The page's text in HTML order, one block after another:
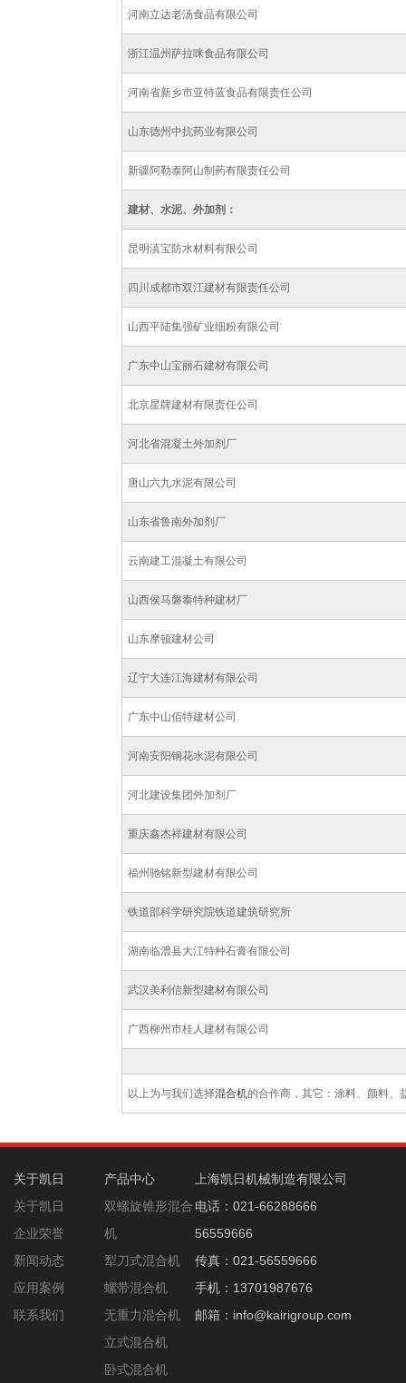
河南立达老汤食品有限公司
浙江温州萨拉咪食品有限公司
河南省新乡市亚特蓝食品有限责任公司
山东德州中抗药业有限公司
新疆阿勒泰阿山制药有限责任公司
建材、水泥、外加剂：
昆明滇宝防水材料有限公司
四川成都市双江建材有限责任公司
山西平陆集强矿业细粉有限公司
广东中山宝丽石建材有限公司
北京星牌建材有限责任公司
河北省混凝土外加剂厂
唐山六九水泥有限公司
山东省鲁南外加剂厂
云南建工混凝土有限公司
山西侯马磐泰特种建材厂
山东摩顿建材公司
辽宁大连江海建材有限公司
广东中山佰特建材公司
河南安阳钢花水泥有限公司
河北建设集团外加剂厂
重庆鑫杰祥建材有限公司
福州驰铭新型建材有限公司
铁道部科学研究院铁道建筑研究所
湖南临澧县大江特种石膏有限公司
武汉美利信新型建材有限公司
广西柳州市桂人建材有限公司
以上为与我们选择混合机的合作商，其它：涂料、颜料、
关于凯日
关于凯日
企业荣誉
新闻动态
应用案例
联系我们
产品中心
双螺旋锥形混合
机
犁刀式混合机
螺带混合机
无重力混合机
立式混合机
卧式混合机
上海凯日机械制造有限公司
电话：021-66288666
56559666
传真：021-56559666
手机：13701987676
邮箱：info@kairigroup.com